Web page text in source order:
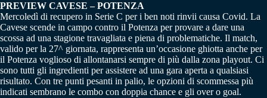
PREVIEW CAVESE – POTENZA
Mercoledì di recupero in Serie C per i ben noti rinvii causa Covid. La
Cavese scende in campo contro il Potenza per provare a dare una
scossa ad una stagione travagliata e piena di problematiche. Il match,
valido per la 27^ giornata, rappresenta un’occasione ghiotta anche per
il Potenza voglioso di allontanarsi sempre di più dalla zona playout. Ci
sono tutti gli ingredienti per assistere ad una gara aperta a qualsiasi
risultato. Con tre punti pesanti in palio, le opzioni di scommessa più
indicati sembrano le combo con doppia chance e gli over o goal.